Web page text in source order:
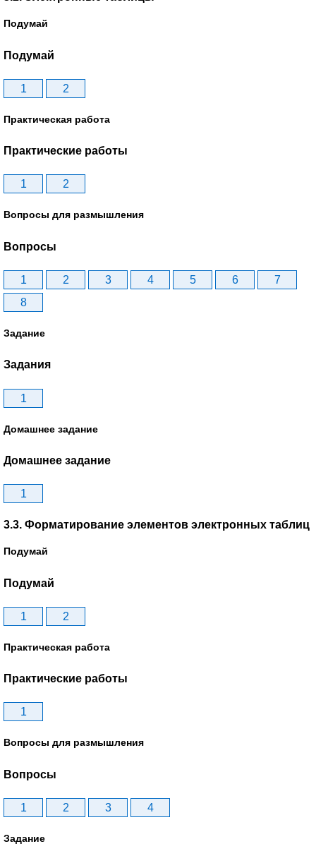
Подумай
Подумай
1 2
Практическая работа
Практические работы
1 2
Вопросы для размышления
Вопросы
1 2 3 4 5 6
7
8
Задание
Задания
1
Домашнее задание
Домашнее задание
1
3.3. Форматирование элементов электронных таблиц
Подумай
Подумай
1 2
Практическая работа
Практические работы
1
Вопросы для размышления
Вопросы
1 2 3 4
Задание